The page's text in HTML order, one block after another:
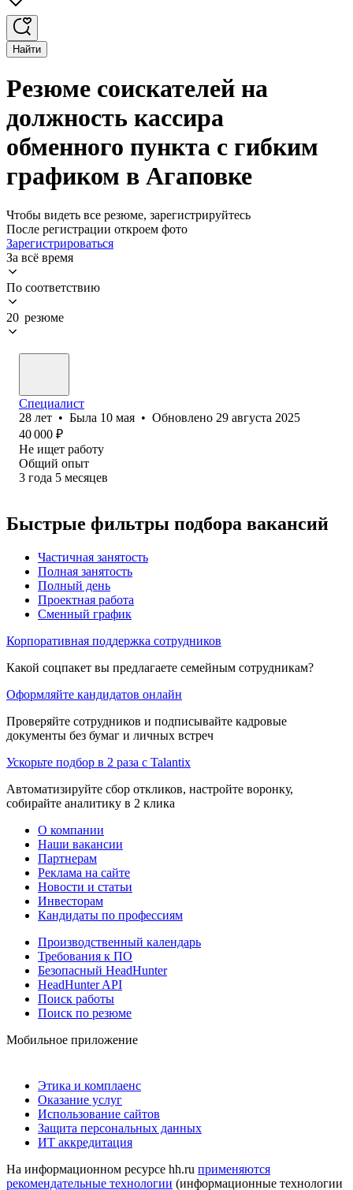
Найти
Резюме соискателей на
должность кассира
обменного пункта с гибким
графиком в Агаповке
Чтобы видеть все резюме, зарегистрируйтесь
После регистрации откроем фото
Зарегистрироваться
За всё время
По соответствию
20 резюме
Специалист
28 лет • Была 10 мая • Обновлено 29 августа 2025
40 000 ₽
Не ищет работу
Общий опыт
3 года 5 месяцев
Быстрые фильтры подбора вакансий
Частичная занятость
Полная занятость
Полный день
Проектная работа
Сменный график
Корпоративная поддержка сотрудников
Какой соцпакет вы предлагаете семейным сотрудникам?
Оформляйте кандидатов онлайн
Проверяйте сотрудников и подписывайте кадровые
документы без бумаг и личных встреч
Ускорьте подбор в 2 раза с Talantix
Автоматизируйте сбор откликов, настройте воронку,
собирайте аналитику в 2 клика
О компании
Наши вакансии
Партнерам
Реклама на сайте
Новости и статьи
Инвесторам
Кандидаты по профессиям
Производственный календарь
Требования к ПО
Безопасный HeadHunter
HeadHunter API
Поиск работы
Поиск по резюме
Мобильное приложение
Этика и комплаенс
Оказание услуг
Использование сайтов
Защита персональных данных
ИТ аккредитация
На информационном ресурсе hh.ru применяются
рекомендательные технологии (информационные технологии